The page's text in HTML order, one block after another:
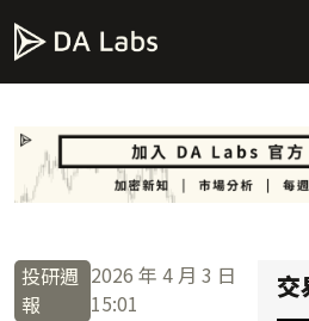
投研週
報
2026 年 4 月 3 日
15:01
交